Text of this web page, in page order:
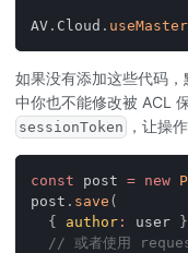
AV . Cloud .
如果没有添加这些代码
中你也不能修改被 ACL
sessionToken ，让操
const post = new
post . save (
{
author : user
}
// 或者使用